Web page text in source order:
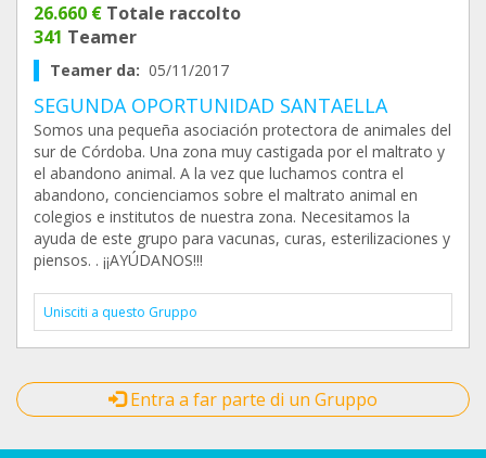
26.660 € Totale raccolto
341 Teamer
Teamer da: 05/11/2017
SEGUNDA OPORTUNIDAD SANTAELLA
Somos una pequeña asociación protectora de animales del
sur de Córdoba. Una zona muy castigada por el maltrato y
el abandono animal. A la vez que luchamos contra el
abandono, concienciamos sobre el maltrato animal en
colegios e institutos de nuestra zona. Necesitamos la
ayuda de este grupo para vacunas, curas, esterilizaciones y
piensos. . ¡¡AYÚDANOS!!!
Unisciti a questo Gruppo
Entra a far parte di un Gruppo